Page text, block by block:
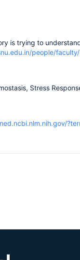
is trying to
people/
Stress